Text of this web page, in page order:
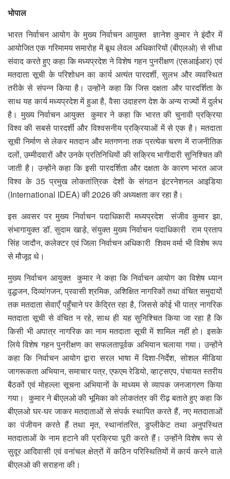
भोपाल
भारत निर्वाचन आयोग के मुख्य निर्वाचन आयुक्त ज्ञानेश कुमार ने इंदौर में
आयोजित एक गरिमामय समारोह में बूथ लेवल अधिकारियों (बीएलओ) से सीधा
संवाद करते हुए कहा कि मध्यप्रदेश ने विशेष गहन पुनरीक्षण (एसआईआर) एवं
मतदाता सूची के परिशोधन का कार्य अत्यंत पारदर्शी, सुलभ और व्यवस्थित
तरीके से संपन्न किया है। उन्होंने कहा कि जिस दक्षता और पारदर्शिता के
साथ यह कार्य मध्यप्रदेश में हुआ है, वैसा उदाहरण देश के अन्य राज्यों में दुर्लभ
है। मुख्य निर्वाचन आयुक्त कुमार ने कहा कि भारत की चुनावी प्रक्रिया
विश्व की सबसे पारदर्शी और विश्वसनीय प्रक्रियाओं में से एक है। मतदाता
सूची निर्माण से लेकर मतदान और मतगणना तक प्रत्येक चरण में राजनीतिक
दलों, उम्मीदवारों और उनके प्रतिनिधियों की सक्रिय भागीदारी सुनिश्चित की
जाती है। उन्होंने कहा कि इसी पारदर्शिता और दक्षता के कारण भारत आज
विश्व के 35 प्रमुख लोकतांत्रिक देशों के संगठन इंटरनेशनल आइडिया
(International IDEA) की 2026 की अध्यक्षता कर रहा है।
इस अवसर पर मुख्य निर्वाचन पदाधिकारी मध्यप्रदेश संजीव कुमार झा,
संभागायुक्त डॉ. सुदाम खाड़े, संयुक्त मुख्य निर्वाचन पदाधिकारी राम प्रताप
सिंह जादौन, कलेक्टर एवं जिला निर्वाचन अधिकारी शिवम वर्मा भी विशेष रूप
से मौजूद थे।
मुख्य निर्वाचन आयुक्त कुमार ने कहा कि निर्वाचन आयोग का विशेष ध्यान
वृद्धजन, दिव्यांगजन, प्रवासी श्रमिक, अशिक्षित नागरिकों तथा वंचित समुदायों
तक मतदाता सेवाएँ पहुँचाने पर केंद्रित रहा है, जिससे कोई भी पात्र नागरिक
मतदाता सूची से वंचित न रहे, साथ ही यह सुनिश्चित ‍किया जा रहा है कि
किसी भी अपात्र नागरिक का नाम मतदाता सूची में शामिल नहीं हो। इसके
लिये ‍विशेष गहन पुनरीक्षण का सफलतापूर्वक अभियान चलाया गया। उन्होंने
कहा कि निर्वाचन आयोग द्वारा सरल भाषा में दिशा-निर्देश, सोशल मीडिया
जागरूकता अभियान, समाचार पत्र, एफएम रेडियो, व्हाट्सएप, पंचायत स्तरीय
बैठकों एवं मोहल्ला सूचना अभियानों के माध्यम से व्यापक जनजागरण किया
गया। कुमार ने बीएलओ की भूमिका को लोकतंत्र की रीढ़ बताते हुए कहा कि
बीएलओ घर-घर जाकर मतदाताओं से संपर्क स्थापित करते हैं, नए मतदाताओं
का पंजीयन करते हैं तथा मृत, स्थानांतरित, डुप्लीकेट तथा अनुपस्थित
मतदाताओं के नाम हटाने की प्रक्रिया पूरी करते हैं। उन्होंने विशेष रूप से
सुदूर आदिवासी एवं वनांचल क्षेत्रों में कठिन परिस्थितियों में कार्य करने वाले
बीएलओ की सराहना की।